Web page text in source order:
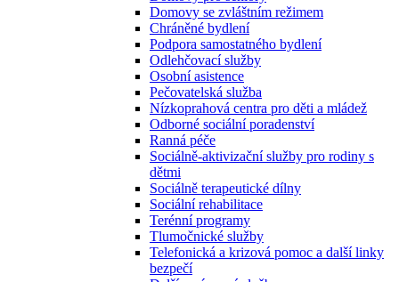
Domovy se zvláštním režimem
Chráněné bydlení
Podpora samostatného bydlení
Odlehčovací služby
Osobní asistence
Pečovatelská služba
Nízkoprahová centra pro děti a mládež
Odborné sociální poradenství
Ranná péče
Sociálně-aktivizační služby pro rodiny s
dětmi
Sociálně terapeutické dílny
Sociální rehabilitace
Terénní programy
Tlumočnické služby
Telefonická a krizová pomoc a další linky
bezpečí